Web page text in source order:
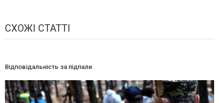
СХОЖІ СТАТТІ
Відповідальність за підпали